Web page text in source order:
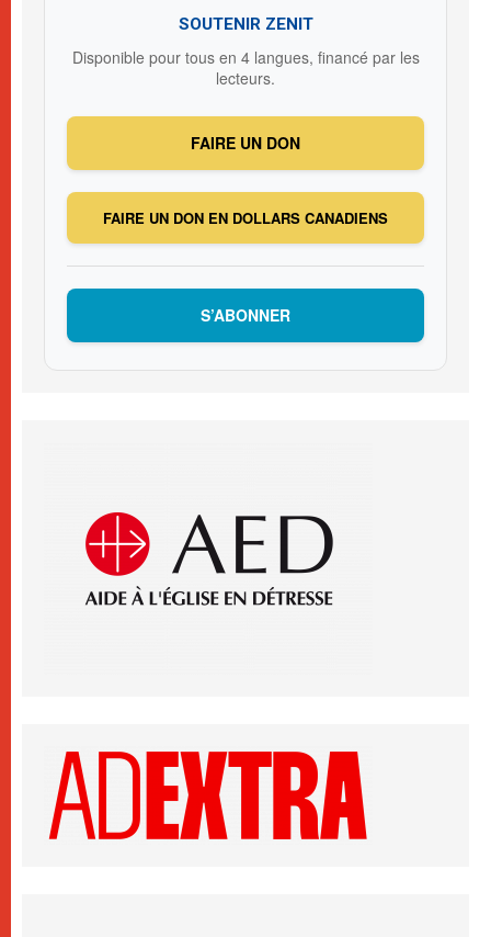
SOUTENIR ZENIT
Disponible pour tous en 4 langues, financé par les
lecteurs.
FAIRE UN DON
FAIRE UN DON EN DOLLARS CANADIENS
S’ABONNER